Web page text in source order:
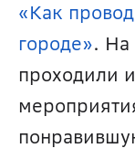
«Как
городе». На
проходили